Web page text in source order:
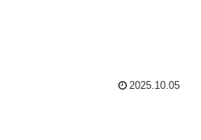
2025.10.05